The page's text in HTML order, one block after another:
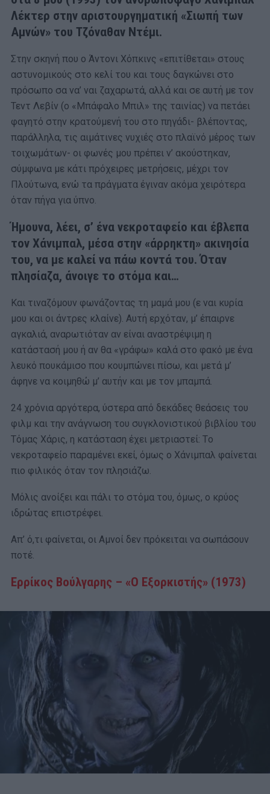
Λέκτερ στην αριστουργηματική «Σιωπή των
Αμνών» του Τζόναθαν Ντέμι.
Στην σκηνή που ο Άντονι Χόπκινς «επιτίθεται» στους
αστυνομικούς στο κελί του και τους δαγκώνει στο
πρόσωπο σα να’ ναι ζαχαρωτά, αλλά και σε αυτή με τον
Τεντ Λεβίν (ο «Μπάφαλο Μπιλ» της ταινίας) να πετάει
φαγητό στην κρατούμενή του στο πηγάδι- βλέποντας,
παράλληλα, τις αιμάτινες νυχιές στο πλαϊνό μέρος των
τοιχωμάτων- οι φωνές μου πρέπει ν’ ακούστηκαν,
σύμφωνα με κάτι πρόχειρες μετρήσεις, μέχρι τον
Πλούτωνα, ενώ τα πράγματα έγιναν ακόμα χειρότερα
όταν πήγα για ύπνο.
Ήμουνα, λέει, σ’ ένα νεκροταφείο και έβλεπα
τον Χάνιμπαλ, μέσα στην «άρρηκτη» ακινησία
του, να με καλεί να πάω κοντά του. Όταν
πλησίαζα, άνοιγε το στόμα και…
Και τιναζόμουν φωνάζοντας τη μαμά μου (ε ναι κυρία
μου και οι άντρες κλαίνε). Αυτή ερχόταν, μ’ έπαιρνε
αγκαλιά, αναρωτιόταν αν είναι αναστρέψιμη η
κατάστασή μου ή αν θα «γράφω» καλά στο φακό με ένα
λευκό πουκάμισο που κουμπώνει πίσω, και μετά μ’
άφηνε να κοιμηθώ μ’ αυτήν και με τον μπαμπά.
24 χρόνια αργότερα, ύστερα από δεκάδες θεάσεις του
φιλμ και την ανάγνωση του συγκλονιστικού βιβλίου του
Τόμας Χάρις, η κατάσταση έχει μετριαστεί: Tο
νεκροταφείο παραμένει εκεί, όμως ο Χάνιμπαλ φαίνεται
πιο φιλικός όταν τον πλησιάζω.
Μόλις ανοίξει και πάλι το στόμα του, όμως, ο κρύος
ιδρώτας επιστρέφει.
Απ’ ό,τι φαίνεται, οι Αμνοί δεν πρόκειται να σωπάσουν
ποτέ.
Ερρίκος Βούλγαρης – «Ο Εξορκιστής» (1973)